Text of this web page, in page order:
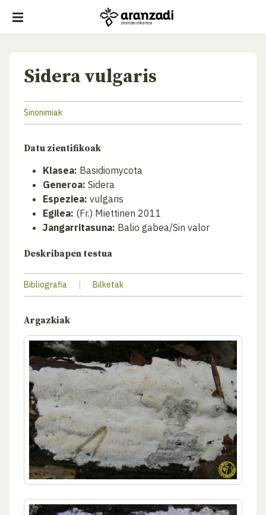
Sidera vulgaris
Sinonimiak
Datu zientifikoak
Klasea: Basidiomycota
Generoa: Sidera
Espeziea: vulgaris
Egilea: (Fr.) Miettinen 2011
Jangarritasuna: Balio gabea/Sin valor
Deskribapen testua
Bibliografia | Bilketak
Argazkiak